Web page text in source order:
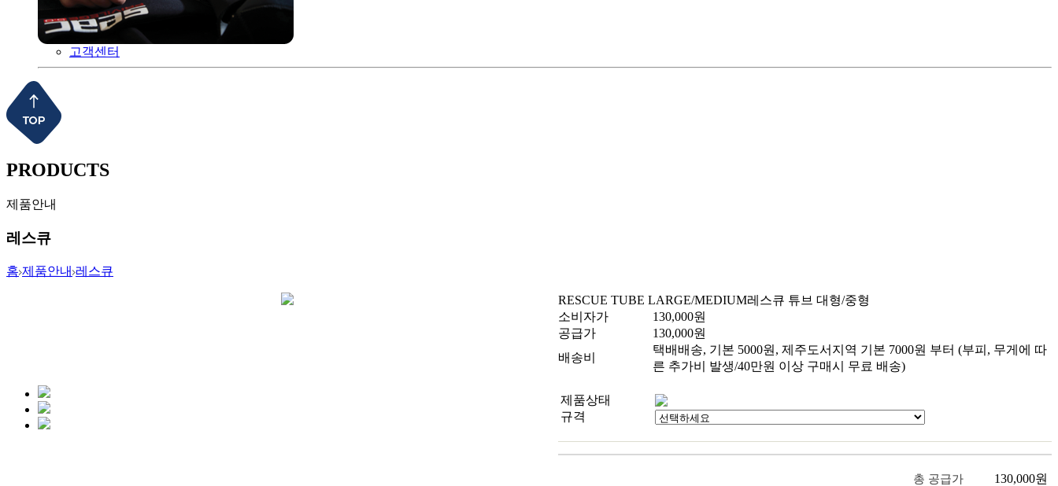
고객센터
PRODUCTS
제품안내
레스큐
홈 제품안내 레스큐
RESCUE TUBE LARGE/MEDIUM레스큐 튜브 대형/중형
소비자가
130,000원
공급가
130,000원
배송비
택배배송, 기본 5000원, 제주도서지역 기본 7000원 부터 (부피, 무게에 따
른 추가비 발생/40만원 이상 구매시 무료 배송)
제품상태
규격
총 공급가 130,000원